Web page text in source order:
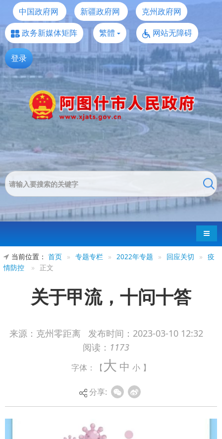
中国政府网 新疆政府网
克州政府网
政务新媒体矩阵
繁體 网站无障碍
登录
导航
当前位置： 首页 » 专题专栏 » 2022年专题 » 回应关切 » 疫
情防控
» 正文
关于甲流，十问十答
来源：克州零距离 发布时间： 2023-03-10 12:32
阅读： 1173
字体：【大 中 小 】
分享: